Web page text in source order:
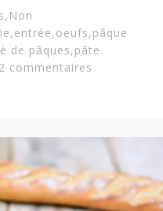
, Non
,entrée,oeufs,pâque
de pâques,pâte
2 commentaires